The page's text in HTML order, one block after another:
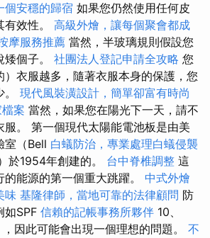
個安穩的歸宿 如果您仍然使用任何皮
效性。 高級外燴，讓每個聚會都成
摩服務推薦 當然，半玻璃規則假設您
個子。 社團法人登記申請全攻略 您
）衣服越多，隨著衣服本身的保護，您
現代風裝潢設計，簡單卻富有時尚
案 當然，如果您在陽光下一天，請不
服。 第一個現代太陽能電池板是由美
室（Bell 白蟻防治，專業處理白蟻侵襲
於1954年創建的。 台中脊椎調整 這
能源的第一個重大跳躍。 中式外燴
味 基隆律師，當地可靠的法律顧問 防
如SPF 信賴的記帳事務所夥伴 10、
因此可能會出現一個理想的問題。 不